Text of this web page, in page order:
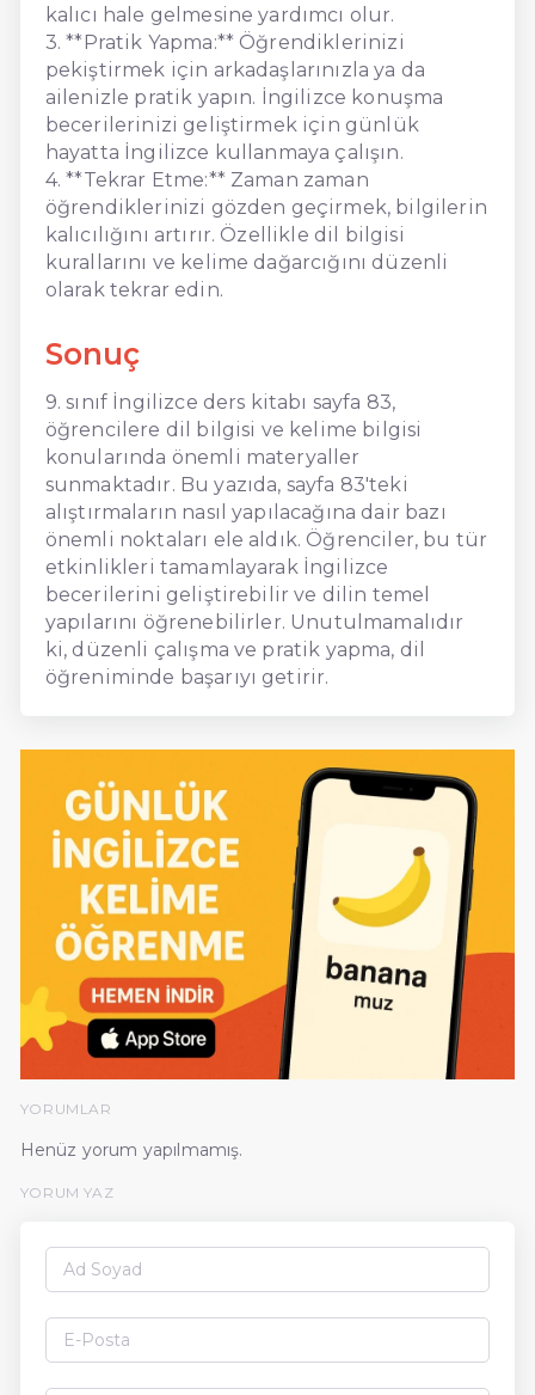
kalıcı hale gelmesine yardımcı olur.
3. **Pratik Yapma:** Öğrendiklerinizi
pekiştirmek için arkadaşlarınızla ya da
ailenizle pratik yapın. İngilizce konuşma
becerilerinizi geliştirmek için günlük
hayatta İngilizce kullanmaya çalışın.
4. **Tekrar Etme:** Zaman zaman
öğrendiklerinizi gözden geçirmek, bilgilerin
kalıcılığını artırır. Özellikle dil bilgisi
kurallarını ve kelime dağarcığını düzenli
olarak tekrar edin.
Sonuç
9. sınıf İngilizce ders kitabı sayfa 83,
öğrencilere dil bilgisi ve kelime bilgisi
konularında önemli materyaller
sunmaktadır. Bu yazıda, sayfa 83'teki
alıştırmaların nasıl yapılacağına dair bazı
önemli noktaları ele aldık. Öğrenciler, bu tür
etkinlikleri tamamlayarak İngilizce
becerilerini geliştirebilir ve dilin temel
yapılarını öğrenebilirler. Unutulmamalıdır
ki, düzenli çalışma ve pratik yapma, dil
öğreniminde başarıyı getirir.
YORUMLAR
Henüz yorum yapılmamış.
YORUM YAZ